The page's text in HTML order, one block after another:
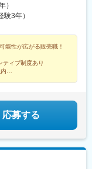
自社運営店舗】■テル
大一ビル1階■テルル
三郷店埼玉県三郷市
テルルイトーヨー
14-1イトーヨーカド
奈川県横浜市港北区
久喜市久本寺谷田7-
）
3年）
能性が広がる販売職！
ィブ制度あり
応募する